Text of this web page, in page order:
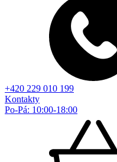
+420 229 010 199
Kontakty
Po-Pá: 10:00-18:00